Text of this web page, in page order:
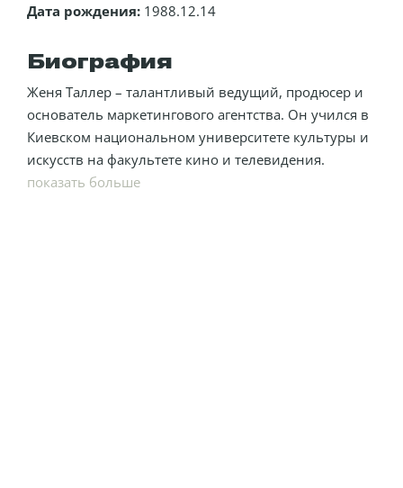
Дата рождения: 1988.12.14
Биография
Женя Таллер – талантливый ведущий, продюсер и
основатель маркетингового агентства. Он учился в
Киевском национальном университете культуры и
искусств на факультете кино и телевидения.
показать больше